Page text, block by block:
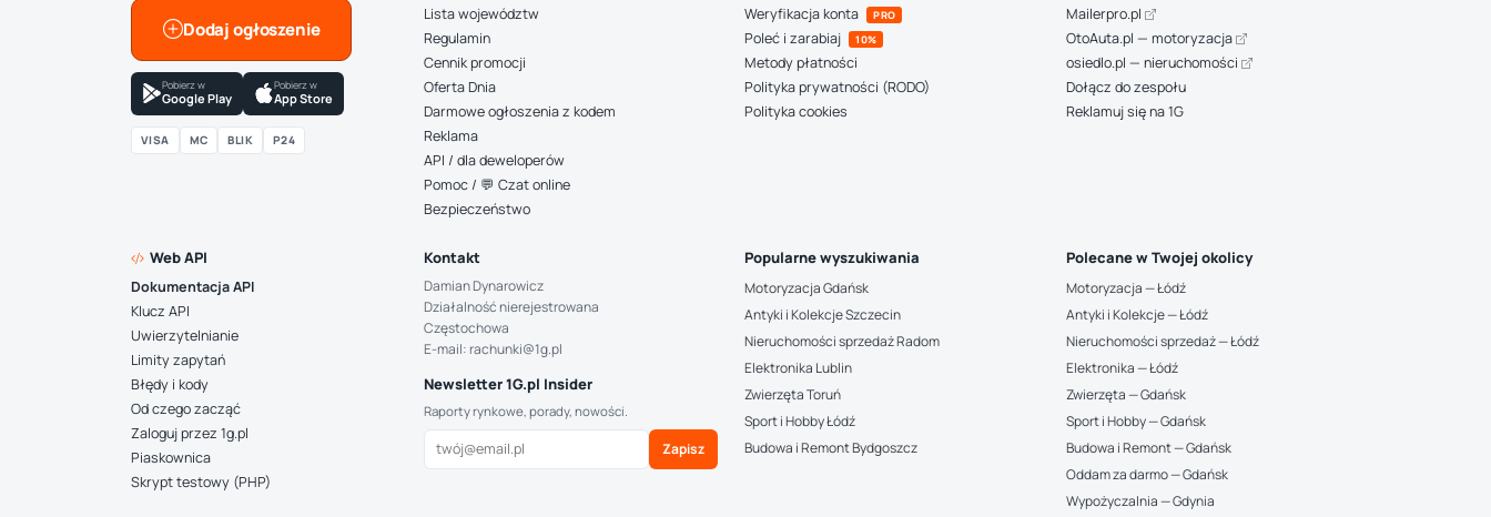
Dodaj ogłoszenie
Pobierz w
Google Play
Pobierz w
App Store
VISA MC BLIK P24
Lista województw
Regulamin
Cennik promocji
Oferta Dnia
Darmowe ogłoszenia z kodem
Reklama
API / dla deweloperów
Pomoc / 💬 Czat online
Bezpieczeństwo
Weryfikacja konta
PRO
Poleć i zarabiaj 10%
Metody płatności
Polityka prywatności (RODO)
Polityka cookies
Mailerpro.pl
OtoAuta.pl — motoryzacja
osiedlo.pl — nieruchomości
Dołącz do zespołu
Reklamuj się na 1G
Web API
Dokumentacja API
Klucz API
Uwierzytelnianie
Limity zapytań
Błędy i kody
Od czego zacząć
Zaloguj przez 1g.pl
Piaskownica
Skrypt testowy (PHP)
Kontakt
Damian Dynarowicz
Działalność nierejestrowana
Częstochowa
E-mail: rachunki@1g.pl
Newsletter 1G.pl Insider
Raporty rynkowe, porady, nowości.
Zapisz
Popularne wyszukiwania
Motoryzacja Gdańsk
Antyki i Kolekcje Szczecin
Nieruchomości sprzedaż Radom
Elektronika Lublin
Zwierzęta Toruń
Sport i Hobby Łódź
Budowa i Remont Bydgoszcz
Polecane w Twojej okolicy
Motoryzacja — Łódź
Antyki i Kolekcje — Łódź
Nieruchomości sprzedaż — Łódź
Elektronika — Łódź
Zwierzęta — Gdańsk
Sport i Hobby — Gdańsk
Budowa i Remont — Gdańsk
Oddam za darmo — Gdańsk
Wypożyczalnia — Gdynia